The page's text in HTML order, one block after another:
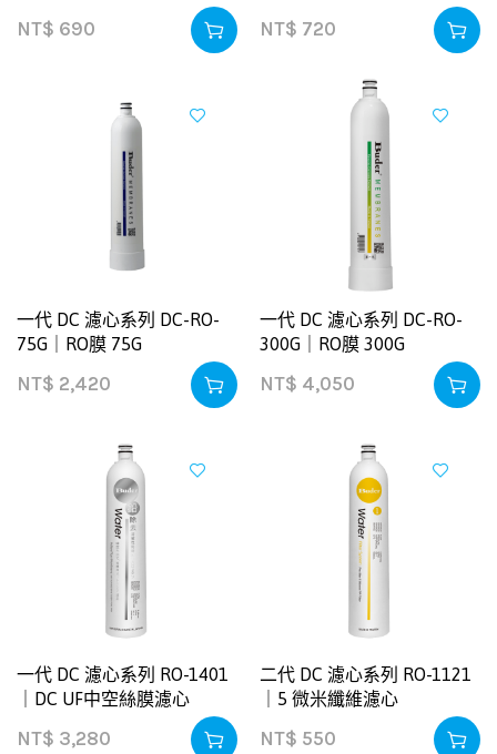
NT$ 690 NT$ 720
一代 DC 濾心系列 DC-RO-
75G｜RO膜 75G
NT$ 2,420
一代 DC 濾心系列 DC-RO-
300G｜RO膜 300G
NT$ 4,050
一代 DC 濾心系列 RO-1401
｜DC UF中空絲膜濾心
NT$ 3,280
二代 DC 濾心系列 RO-1121
｜5 微米纖維濾心
NT$ 550